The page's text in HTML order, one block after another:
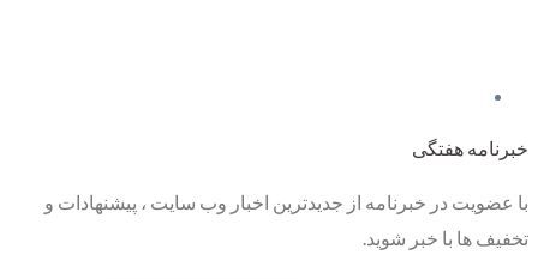
خبرنامه هفتگی
با عضویت در خبرنامه از جدیدترین اخبار وب سایت ، پیشنهادات و
تخفیف ها با خبر شوید.